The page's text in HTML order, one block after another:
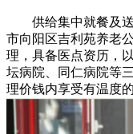
供给集中就餐及送
市向阳区吉利苑养老
理，具备医点资历，
坛病院、同仁病院等
理价钱内享受有温度